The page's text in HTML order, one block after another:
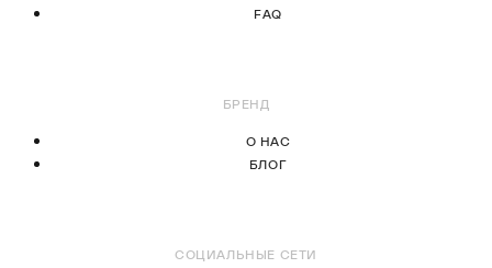
СОЦИАЛЬНЫЕ СЕТИ
FAQ
БРЕНД
О НАС
БЛОГ